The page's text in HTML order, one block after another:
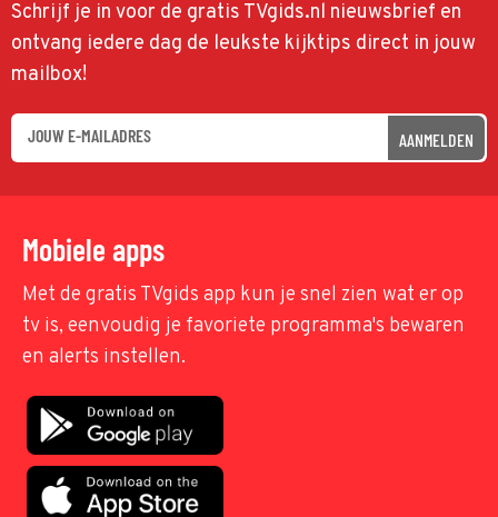
Schrijf je in voor de gratis TVgids.nl nieuwsbrief en
ontvang iedere dag de leukste kijktips direct in jouw
mailbox!
AANMELDEN
Mobiele apps
Met de gratis TVgids app kun je snel zien wat er op
tv is, eenvoudig je favoriete programma's bewaren
en alerts instellen.